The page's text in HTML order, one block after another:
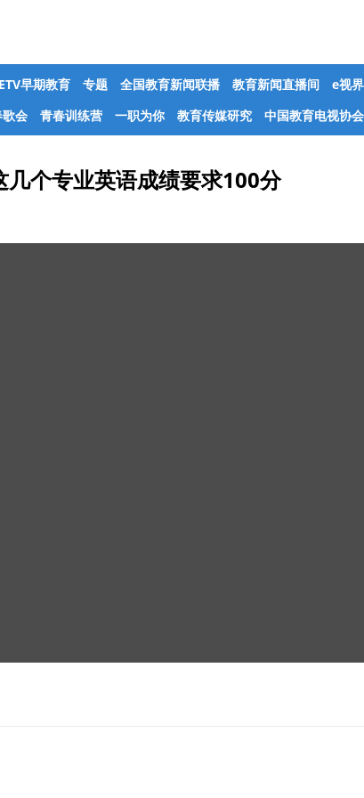
早期教育 专题 全国教育新闻联播 教育新闻直播间 e视界
会
青春训练营 一职为你 教育传媒研究 中国教育电视协会
个专业英语成绩要求100分